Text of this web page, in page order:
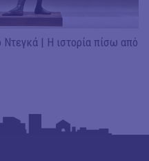
Ντεγκά | Η ιστορία πίσω από